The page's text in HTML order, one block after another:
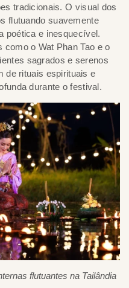
tradicionais. O visual dos
flutuando suavemente
poética e inesquecível.
o Wat Phan Tao e o
sagrados e serenos
de rituais espirituais e
durante o festival.
flutuantes na Tailândia